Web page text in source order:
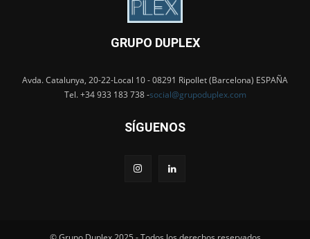
GRUPO DUPLEX
Avda. Catalunya, 20-22-Local 10 - 08291 Ripollet (Barcelona) ESPAÑA
Tel. +34 933 183 738 -social@grupoduplex.com
SÍGUENOS